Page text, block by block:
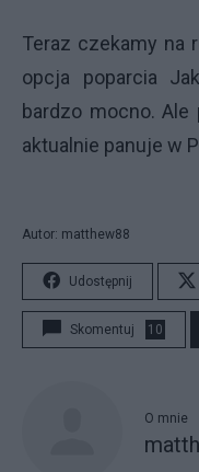
Teraz czekamy na
opcja poparcia
bardzo mocno.
aktualnie panuje w
Autor: matthew88
Udostępnij
Skomentuj 10
O mnie